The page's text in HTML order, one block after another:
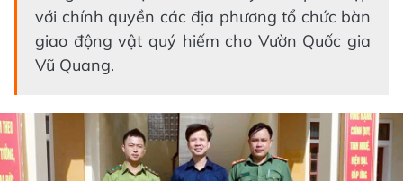
với chính quyền các địa phương tổ chức bàn
giao động vật quý hiếm cho Vườn Quốc gia
Vũ Quang.